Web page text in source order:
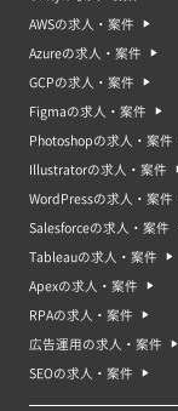
AWSの求人・案件
Azureの求人・案件
GCPの求人・案件
Figmaの求人・案件
Photoshopの求人・案件
Illustratorの求人・案件
WordPressの求人・案件
Salesforceの求人・案件
Tableauの求人・案件
Apexの求人・案件
RPAの求人・案件
広告運用の求人・案件
SEOの求人・案件